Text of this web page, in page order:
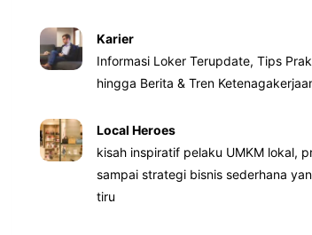
Karier
Informasi Loker Terupdate, Tips
hingga Berita & Tren
Local Heroes
kisah inspiratif pelaku UMKM lokal,
sampai strategi bisnis sederhana
tiru